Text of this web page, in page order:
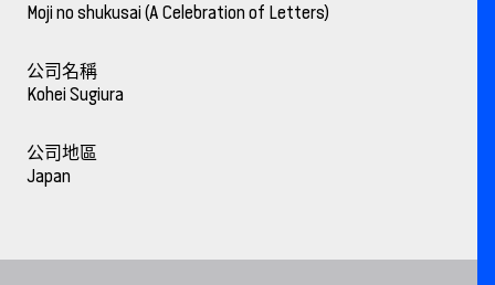
Moji no shukusai (A Celebration of Letters)
公司名稱
Kohei Sugiura
公司地區
Japan